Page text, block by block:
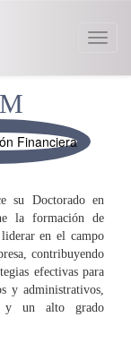
Toggle
su Doctorado en
la formación de
en el campo
contribuyendo
efectivas para
y administrativos,
y un alto grado